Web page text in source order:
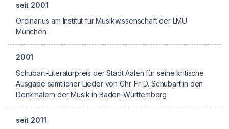
seit 2001
Ordinarius am Institut für Musikwissenschaft der LMU
München
2001
Schubart-Literaturpreis der Stadt Aalen für seine kritische
Ausgabe sämtlicher Lieder von Chr. Fr. D. Schubart in den
Denkmälern der Musik in Baden-Württemberg
seit 2011